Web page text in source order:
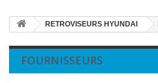
RETROVISEURS HYUNDAI
FOURNISSEURS